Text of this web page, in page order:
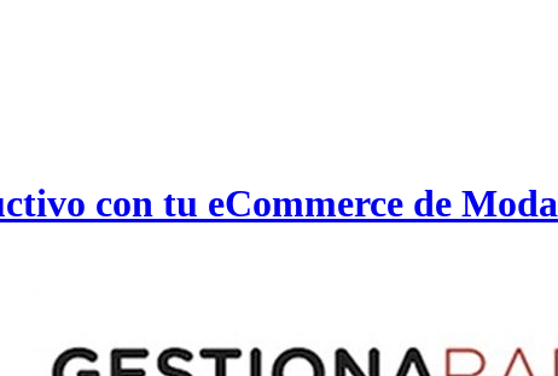
con tu eCommerce de Moda